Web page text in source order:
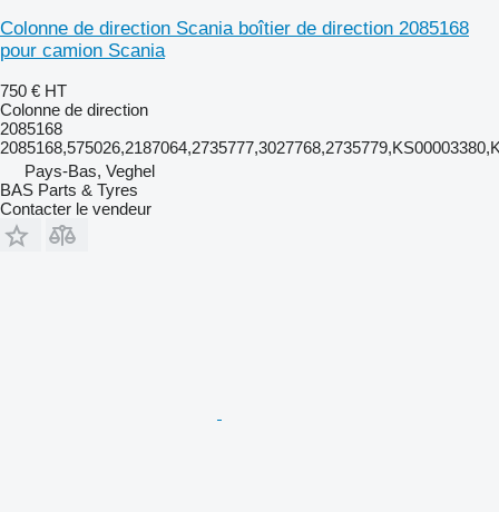
Colonne de direction Scania boîtier de direction 2085168
pour camion Scania
750 € HT
Colonne de direction
2085168
Pays-Bas, Veghel
BAS Parts & Tyres
Contacter le vendeur